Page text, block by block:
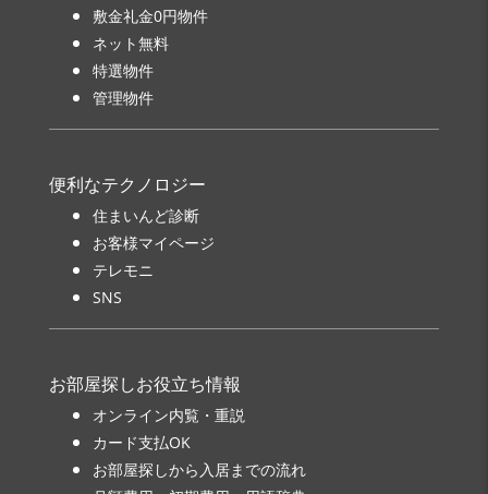
敷金礼金0円物件
ネット無料
特選物件
管理物件
便利なテクノロジー
住まいんど診断
お客様マイページ
テレモニ
SNS
お部屋探しお役立ち情報
オンライン内覧・重説
カード支払OK
お部屋探しから入居までの流れ